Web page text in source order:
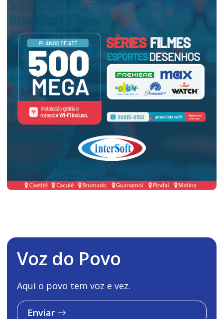
Voz do Povo
Aqui o povo tem voz e vez.
Enviar